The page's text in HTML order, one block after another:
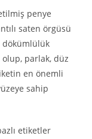
penye
saten örgüsü
dökümlülük
parlak, düz
en önemli
sahip
etiketler